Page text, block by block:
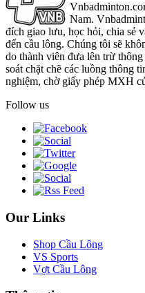
Nam.
đích giao lưu, học hỏi, chia sẻ
đến cầu lông. Chúng tôi sẽ
do thành viên đưa lên trừ
soát chặt chẽ các luồng thông
nghiệm, chờ giấy phép MXH
Follow us
Our Links
Shop Cầu Lông
VS Sports
Vợt Cầu Lông